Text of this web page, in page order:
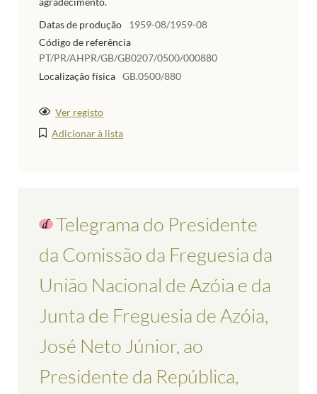
Datas de produção
1959-08/1959-08
Código de referência
PT/PR/AHPR/GB/GB0207/0500/000880
Localização física GB.0500/880
Ver registo
Adicionar à lista
Telegrama do Presidente
da Comissão da Freguesia da
União Nacional de Azóia e da
Junta de Freguesia de Azóia,
José Neto Júnior, ao
Presidente da República,